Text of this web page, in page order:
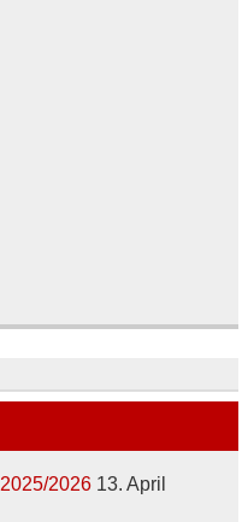
2026 13. April